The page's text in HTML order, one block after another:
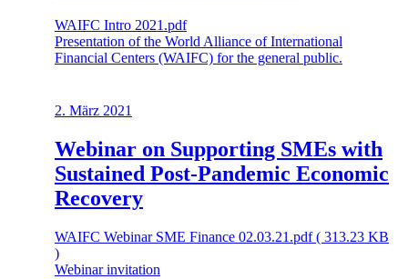
WAIFC Intro 2021.pdf
Presentation of the World Alliance of International
Financial Centers (WAIFC) for the general public.
2. März 2021
Webinar on Supporting SMEs with
Sustained Post-Pandemic Economic
Recovery
WAIFC Webinar SME Finance 02.03.21.pdf ( 313.23 KB
)
Webinar invitation